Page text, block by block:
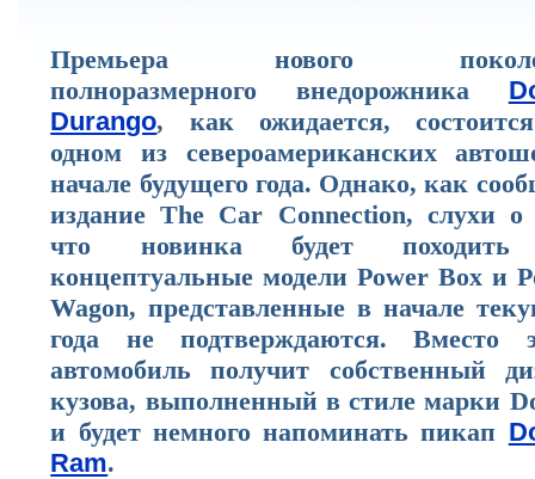
Премьера нового
полноразмерного внедорожника
Durango, как ожидается,
одном из североамериканских
начале будущего года. Однако, как
издание The Car Connection, слухи о
что новинка будет
концептуальные модели Power Box и
Wagon, представленные в начале
года не подтверждаются. Вместо
автомобиль получит собственный
кузова, выполненный в стиле марки
и будет немного напоминать пикап
Ram.